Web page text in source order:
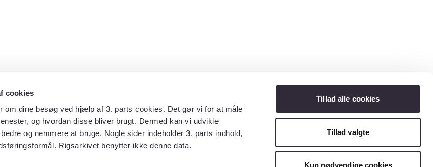
cookies
om dine besøg ved hjælp af 3. parts cookies. Det gør vi for at måle
og hvordan disse bliver brugt. Dermed kan vi udvikle
og nemmere at bruge. Nogle sider indeholder 3. parts indhold,
Rigsarkivet benytter ikke denne data.
Tillad alle cookies
Tillad valgte
Kun nødvendige cookies